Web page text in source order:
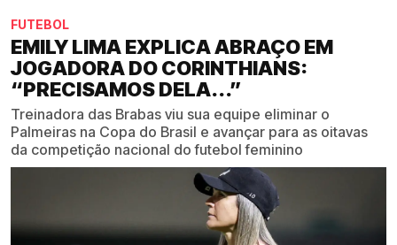
FUTEBOL
EMILY LIMA EXPLICA ABRAÇO EM
JOGADORA DO CORINTHIANS:
“PRECISAMOS DELA...”
Treinadora das Brabas viu sua equipe eliminar o
Palmeiras na Copa do Brasil e avançar para as oitavas
da competição nacional do futebol feminino